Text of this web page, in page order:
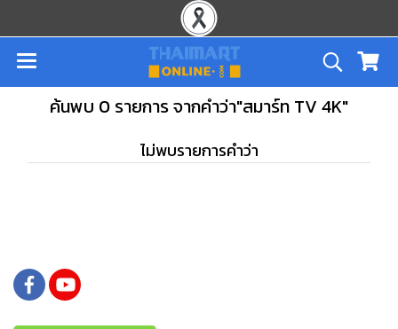
ค้นพบ 0 รายการ จากคำว่า"สมาร์ท TV 4K"
ไม่พบรายการคำว่า